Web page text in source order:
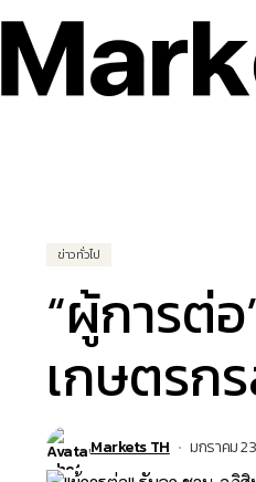
ข่าวทั่วไป
“ผู้การต่
เกษตรก
Markets TH มกราคม